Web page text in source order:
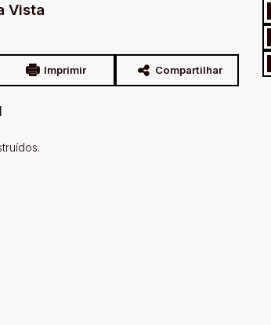
Vista
Imprimir Compartilhar